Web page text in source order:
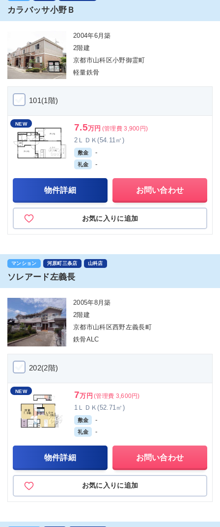
カラバッサ小野Ｂ
2004年6月築
2階建
京都市山科区小野御霊町
軽量鉄骨
101(1階)
NEW 7.5万円 (管理費 3,900円)
2ＬＤＫ(54.11㎡)
敷金 -
礼金 -
物件詳細 お問い合わせ
お気に入りに追加
マンション 河原町三条店 山科店
ソレアード左義長
2005年8月築
2階建
京都市山科区西野左義長町
鉄骨ALC
202(2階)
NEW 7万円 (管理費 3,600円)
1ＬＤＫ(52.71㎡)
敷金 -
礼金 -
物件詳細 お問い合わせ
お気に入りに追加